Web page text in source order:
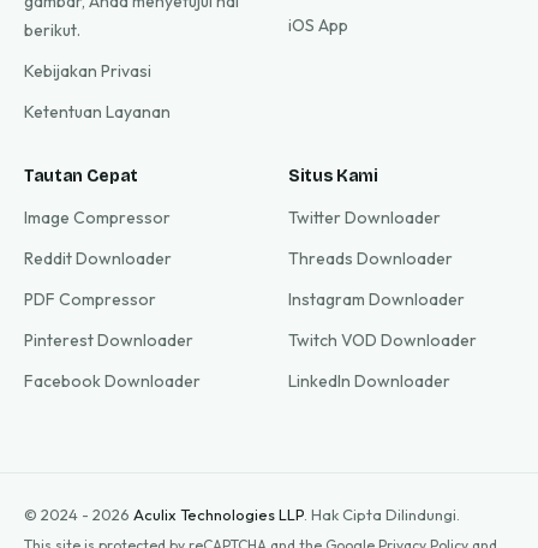
berikut.
Kebijakan Privasi
Ketentuan Layanan
iOS App
Tautan Cepat
Image Compressor
Reddit Downloader
PDF Compressor
Pinterest Downloader
Facebook Downloader
Situs Kami
Twitter Downloader
Threads Downloader
Instagram Downloader
Twitch VOD Downloader
LinkedIn Downloader
© 2024 - 2026 Aculix Technologies LLP Hak Cipta Dilindungi.